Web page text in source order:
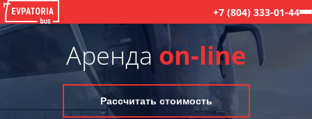
+7 (804) 333-01-44
Аренда on-line
Рассчитать стоимость